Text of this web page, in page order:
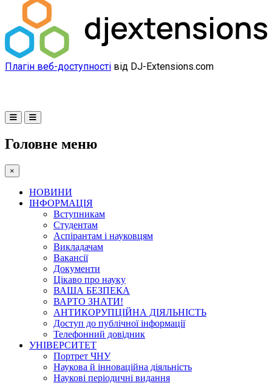
Плагін веб-доступності від DJ-Extensions.com
Головне меню
×
НОВИНИ
ІНФОРМАЦІЯ
Вступникам
Студентам
Аспірантам і науковцям
Викладачам
Вакансії
Документи
Цікаво про науку
ВАША БЕЗПЕКА
ВАРТО ЗНАТИ!
АНТИКОРУПЦІЙНА ДІЯЛЬНІСТЬ
Доступ до публічної інформації
Телефонний довідник
УНІВЕРСИТЕТ
Портрет ЧНУ
Наукова й інноваційна діяльність
Наукові періодичні видання